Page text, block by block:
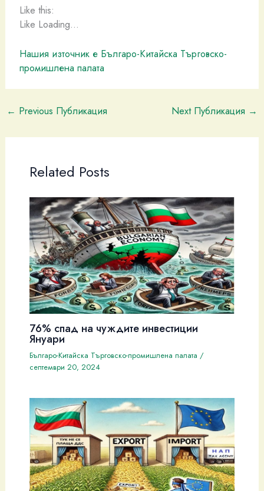
Like this:
Like Loading…
Нашия източник е Българо-Китайска Търговско-
промишлена палaта
← Previous Публикация Next Публикация →
Related Posts
76% спад на чуждите инвестиции
Януари
Българо-Китайска Търговско-промишлена палaта /
септември 20, 2024